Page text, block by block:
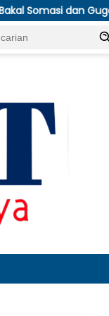
Soroti